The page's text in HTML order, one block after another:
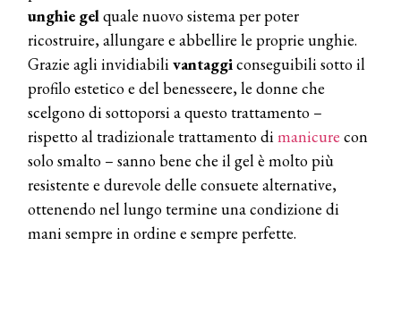
unghie gelquale nuovo sistema per poter
ricostruire, allungare e abbellire le proprie unghie.
Grazie agli invidiabilivantaggiconseguibili sotto il
profilo estetico e del benesseere, le donne che
scelgono di sottoporsi a questo trattamento –
rispetto al tradizionale trattamento dimanicure con
solo smalto – sanno bene che il gel è molto più
resistente e durevole delle consuete alternative,
ottenendo nel lungo termine una condizione di
mani sempre in ordine e sempre perfette.